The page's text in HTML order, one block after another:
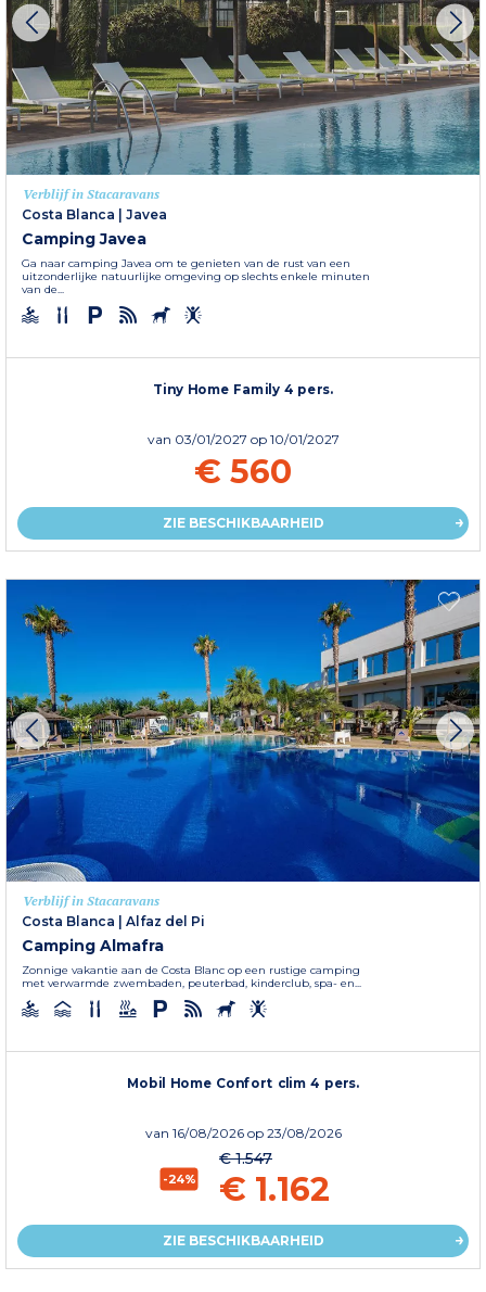
Verblijf in Stacaravans
Costa Blanca | Javea
Camping Javea
Ga naar camping Javea om te genieten van de rust van een
uitzonderlijke natuurlijke omgeving op slechts enkele minuten
van de...
Tiny Home Family 4 pers.
van 03/01/2027 op 10/01/2027
€ 560
ZIE BESCHIKBAARHEID
Verblijf in Stacaravans
Costa Blanca | Alfaz del Pi
Camping Almafra
Zonnige vakantie aan de Costa Blanc op een rustige camping
met verwarmde zwembaden, peuterbad, kinderclub, spa- en...
Mobil Home Confort clim 4 pers.
van 16/08/2026 op 23/08/2026
-24%
€ 1.547
€ 1.162
ZIE BESCHIKBAARHEID